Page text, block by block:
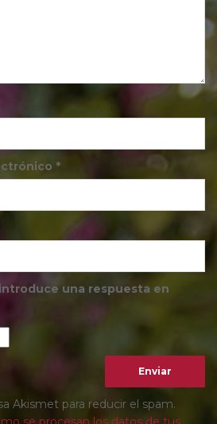
*
una respuesta en
Akismet para reducir el spam.